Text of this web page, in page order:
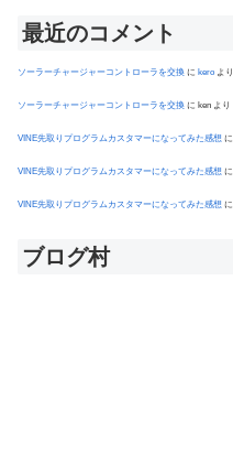
最近のコメント
ソーラーチャージャーコントローラを交換 に kero より
ソーラーチャージャーコントローラを交換 に ken より
VINE先取りプログラムカスタマーになってみた感想 に
VINE先取りプログラムカスタマーになってみた感想 に
VINE先取りプログラムカスタマーになってみた感想 に
ブログ村